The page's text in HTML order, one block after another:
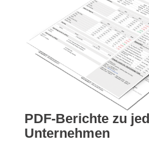
PDF-Berichte zu
Unternehmen